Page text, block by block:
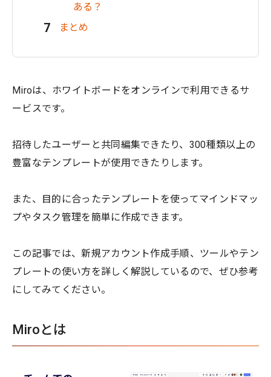
ある？
まとめ
Miroは、ホワイトボードをオンラインで利用できるサ
ービスです。
招待したユーザーと共同編集できたり、300種類以上の
豊富なテンプレートが使用できたりします。
また、目的に合ったテンプレートを使ってマインドマッ
プやタスク管理を簡単に作成できます。
この記事では、新規アカウント作成手順、ツールやテン
プレートの使い方を詳しく解説しているので、ぜひ参考
にしてみてください。
Miroとは